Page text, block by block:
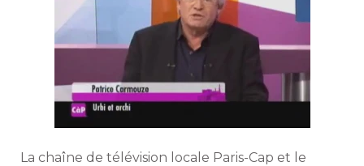
La chaîne de télévision locale Paris-Cap et le